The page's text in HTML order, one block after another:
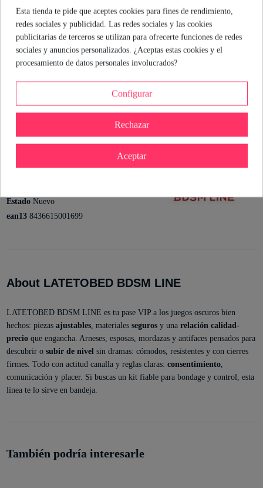
palabras de seguridad antes de empezar. Así, la experiencia será
placentera y segura para ambos.
María Hernando
Sexóloga de Industrial Erótica
Ver perfil
Detalles del producto
Estado Nuevo
ean13 8436615001699
About LATETOBED BDSM LINE
LATETOBED BDSM LINE es tu pase VIP a los juegos oscuros bien
hechos: piezas ajustables, materiales segurosy una relación calidad-
precioque engancha. Arneses, esposas, mordazas y antifaces pensados para
descubrir o subir de nivelsin dramas: cómodos, resistentes y con cierres
firmes. Todo con actitud canalla y reglas claras: consentimiento,
comunicación y placer. Si buscas un kit fiable para bondage y control, esta
línea te lo sirve en bandeja.
También podría interesarle
Esta tienda te pide que aceptes cookies para fines de rendimiento,
redes sociales y publicidad. Las redes sociales y las cookies
publicitarias de terceros se utilizan para ofrecerte funciones de redes
sociales y anuncios personalizados. ¿Aceptas estas cookies y el
procesamiento de datos personales involucrados?
Configurar
Rechazar
Aceptar